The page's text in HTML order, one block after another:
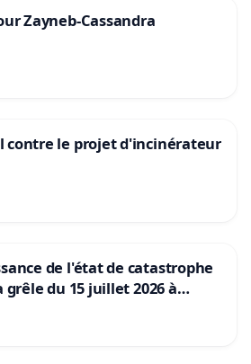
Zayneb-Cassandra
contre le projet d'incinérateur
de l'état de catastrophe
du 15 juillet 2026 à